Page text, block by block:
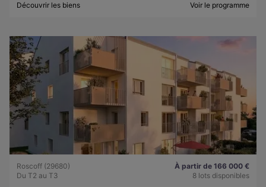
Découvrir les biens Voir le programme
Roscoff (29680)
Du T2 au T3
À partir de 166 000 €
8 lots disponibles